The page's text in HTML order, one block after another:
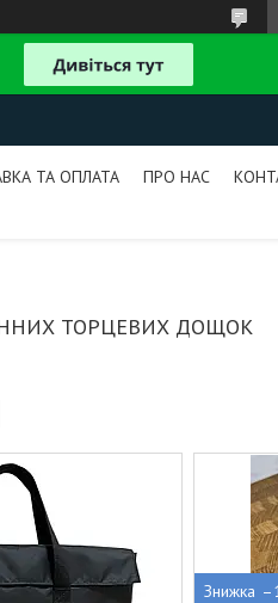
ТА ОПЛАТА ПРО НАС
ТОРЦЕВИХ ДОЩОК